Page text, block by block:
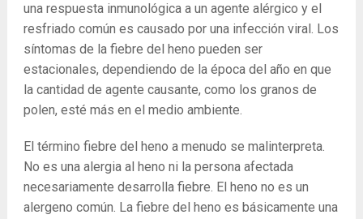
una respuesta inmunológica a un agente alérgico y el
resfriado común es causado por una infección viral. Los
síntomas de la fiebre del heno pueden ser
estacionales, dependiendo de la época del año en que
la cantidad de agente causante, como los granos de
polen, esté más en el medio ambiente.
El término fiebre del heno a menudo se malinterpreta.
No es una alergia al heno ni la persona afectada
necesariamente desarrolla fiebre. El heno no es un
alergeno común. La fiebre del heno es básicamente una